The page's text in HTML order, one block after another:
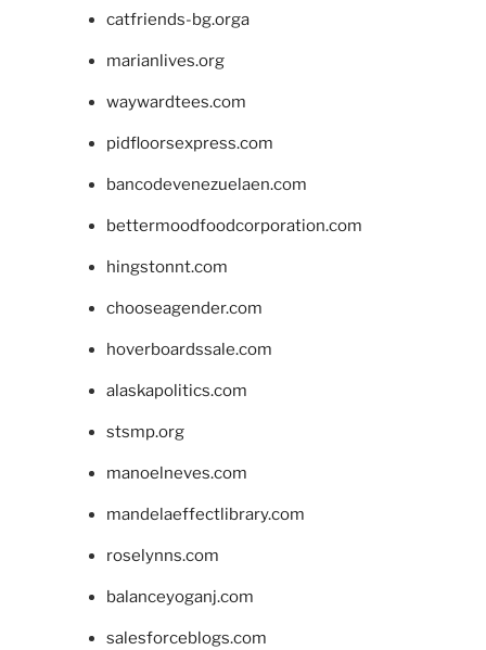
catfriends-bg.orga
marianlives.org
waywardtees.com
pidfloorsexpress.com
bancodevenezuelaen.com
bettermoodfoodcorporation.com
hingstonnt.com
chooseagender.com
hoverboardssale.com
alaskapolitics.com
stsmp.org
manoelneves.com
mandelaeffectlibrary.com
roselynns.com
balanceyoganj.com
salesforceblogs.com